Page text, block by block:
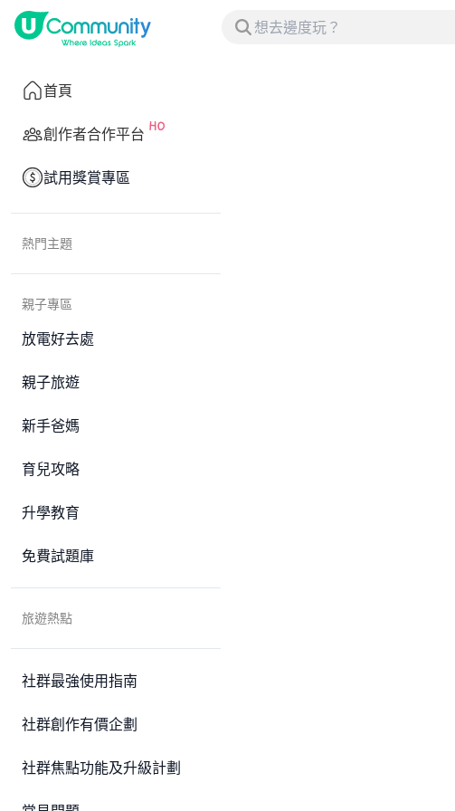
首頁
創作者合作平台
試用獎賞專區
熱門主題
親子專區
放電好去處
親子旅遊
新手爸媽
育兒攻略
升學教育
免費試題庫
旅遊熱點
社群最強使用指南
社群創作有價企劃
社群焦點功能及升級計劃